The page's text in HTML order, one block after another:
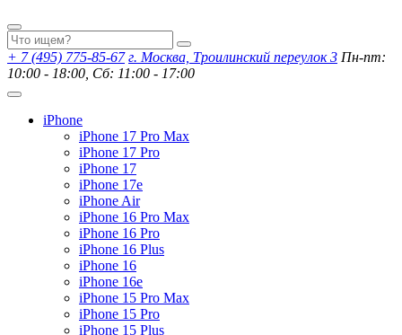
+ 7 (495) 775-85-67 г. Москва, Троилинский переулок 3 Пн-пт:
10:00 - 18:00, Сб: 11:00 - 17:00
iPhone
iPhone 17 Pro Max
iPhone 17 Pro
iPhone 17
iPhone 17e
iPhone Air
iPhone 16 Pro Max
iPhone 16 Pro
iPhone 16 Plus
iPhone 16
iPhone 16e
iPhone 15 Pro Max
iPhone 15 Pro
iPhone 15 Plus